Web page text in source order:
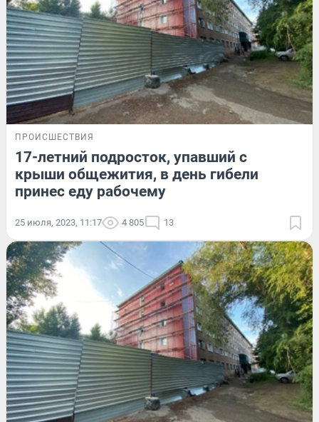
ПРОИСШЕСТВИЯ
17-летний подросток, упавший с
крыши общежития, в день гибели
принес еду рабочему
25 июля, 2023, 11:17 4 805 13